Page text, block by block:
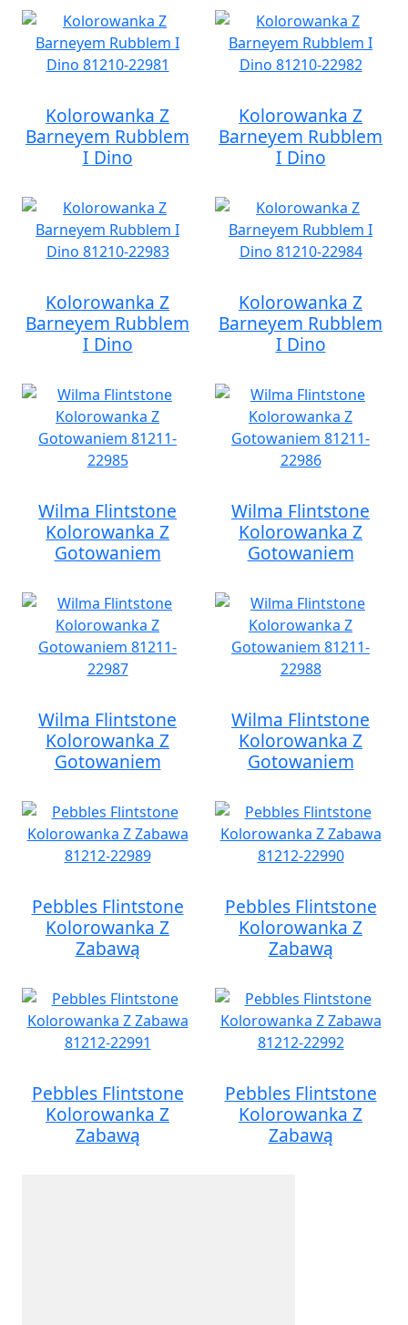
Kolorowanka Z
Barneyem Rubblem
I Dino
Kolorowanka Z
Barneyem Rubblem
I Dino
Kolorowanka Z
Barneyem Rubblem
I Dino
Kolorowanka Z
Barneyem Rubblem
I Dino
Wilma Flintstone
Kolorowanka Z
Gotowaniem
Wilma Flintstone
Kolorowanka Z
Gotowaniem
Wilma Flintstone
Kolorowanka Z
Gotowaniem
Wilma Flintstone
Kolorowanka Z
Gotowaniem
Pebbles Flintstone
Kolorowanka Z
Zabawą
Pebbles Flintstone
Kolorowanka Z
Zabawą
Pebbles Flintstone
Kolorowanka Z
Zabawą
Pebbles Flintstone
Kolorowanka Z
Zabawą